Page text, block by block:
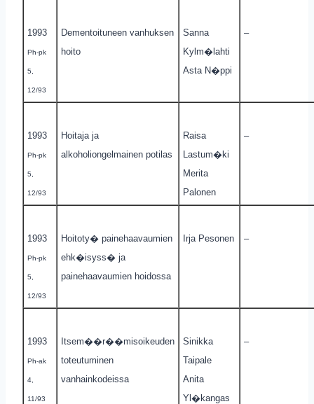
1993
Ph-pk
5,
12/93
Dementoituneen vanhuksen
hoito
Sanna
Kylm�lahti
Asta N�ppi
–
1993
Ph-pk
5,
12/93
Hoitaja ja
alkoholiongelmainen potilas
Raisa
Lastum�ki
Merita
Palonen
–
1993
Ph-pk
5,
12/93
Hoitoty� painehaavaumien
ehk�isyss� ja
painehaavaumien hoidossa
Irja Pesonen –
1993
Ph-ak
4,
11/93
Itsem��r��misoikeuden
toteutuminen
vanhainkodeissa
Sinikka
Taipale
Anita
Yl�kangas
–